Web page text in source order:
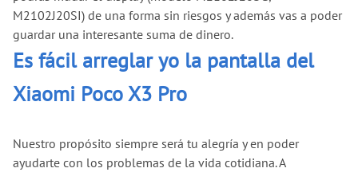
M2102J20SI) de una forma sin riesgos y además vas a poder
guardar una interesante suma de dinero.
Es fácil arreglar yo la pantalla del
Xiaomi Poco X3 Pro
Nuestro propósito siempre será tu alegría y en poder
ayudarte con los problemas de la vida cotidiana. A